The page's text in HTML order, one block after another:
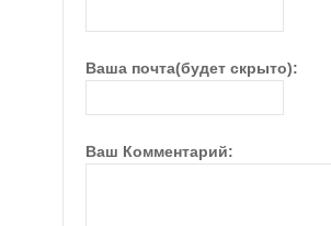
Ваша почта(будет скрыто):
Ваш Комментарий: